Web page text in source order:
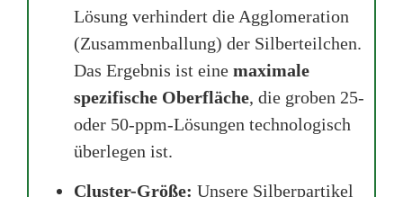
Lösung verhindert die Agglomeration
(Zusammenballung) der Silberteilchen.
Das Ergebnis ist eine maximale
spezifische Oberfläche, die groben 25-
oder 50-ppm-Lösungen technologisch
überlegen ist.
Cluster-Größe: Unsere Silberpartikel